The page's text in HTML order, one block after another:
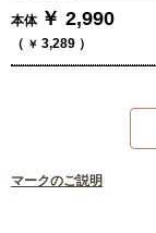
本体 ￥ 2,990
（ ￥ 3,289 ）
マークのご説明